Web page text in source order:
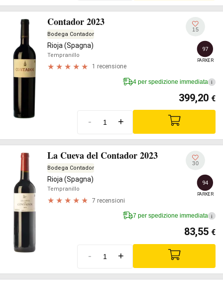
Contador 2023
Bodega Contador
Rioja (Spagna)
Tempranillo
1 recensione
15
97
PARKER
4 per spedizione immediata i
399,20 €
- +
La Cueva del Contador 2023
Bodega Contador
Rioja (Spagna)
Tempranillo
7 recensioni
30
94
PARKER
7 per spedizione immediata i
83,55 €
- +